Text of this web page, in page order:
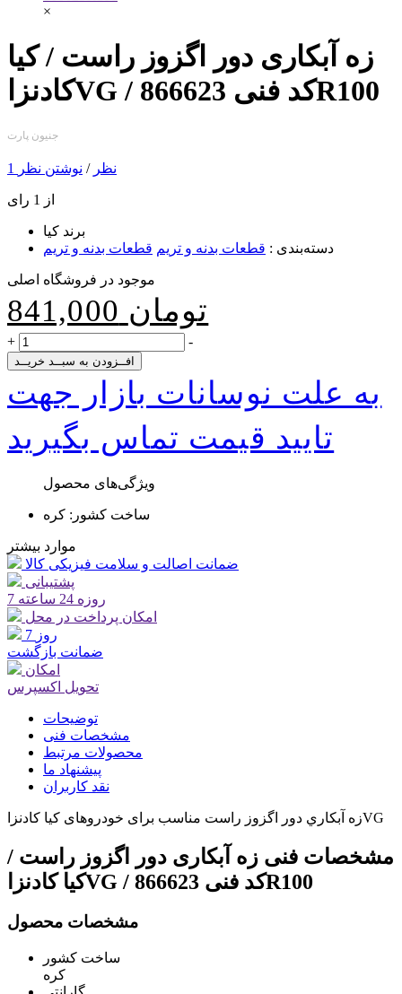
×
زه آبكاری دور اگزوز راست / کیا
کادنزاVG / کد فنی 866623R100
جنیون پارت
1 نظر / نوشتن نظر
از 1 رای
برند کیا
دسته‌بندی : قطعات بدنه و تریم قطعات بدنه و تریم
موجود در فروشگاه اصلی
841,000 تومان
+ -
افــزودن به سبــد خریــد
به علت نوسانات بازار جهت
تایید قیمت تماس بگیرید
ویژگی‌های محصول
ساخت کشور: کره
موارد بیشتر
ضمانت اصالت و سلامت فیزیکی کالا
پشتیبانی
7 روزه 24 ساعته
امکان پرداخت در محل
7 روز
ضمانت بازگشت
امکان
تحویل اکسپرس
توضیحات
مشخصات فنی
محصولات مرتبط
پیشنهاد ما
نقد کاربران
زه آبكاري دور اگزوز راست مناسب برای خودروهای کیا کادنزاVG
مشخصات فنی زه آبكاری دور اگزوز راست /
کیا کادنزاVG / کد فنی 866623R100
مشخصات محصول
ساخت کشور
کره